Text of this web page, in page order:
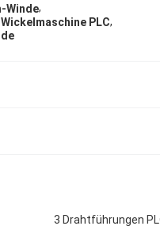
Winde,
PLC,
3 Drahtführungen